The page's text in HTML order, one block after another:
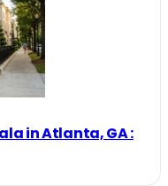
in Atlanta, GA :